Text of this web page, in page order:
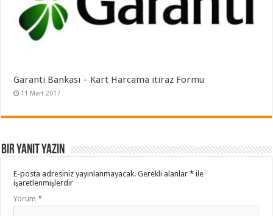
Garanti Bankası – Kart Harcama itiraz Formu
11 Mart 2017
Bir yanıt yazın
E-posta adresiniz yayınlanmayacak. Gerekli alanlar* ile
işaretlenmişlerdir
Yorum*